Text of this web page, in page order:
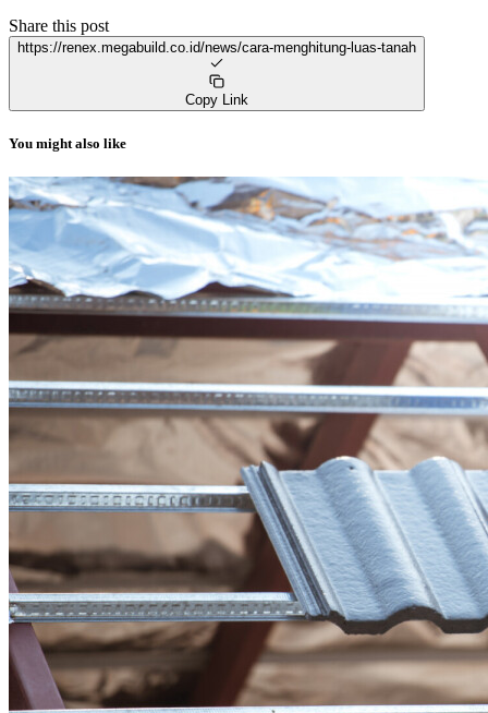
Share this post
https://renex.megabuild.co.id/news/cara-menghitung-luas-tanah
Copy Link
You might also like